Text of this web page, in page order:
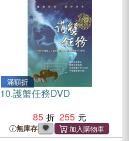
滿額折
10.護蟹任務DVD
85
255
無庫存